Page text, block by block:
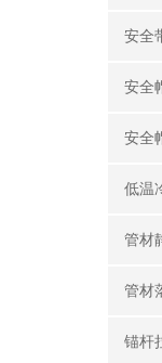
安全
安全
安全
低温
管材
管材
锚杆